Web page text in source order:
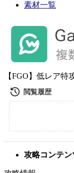
素材一覧
【FGO】低レア
攻略コンテン